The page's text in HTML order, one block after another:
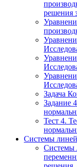
решения
Задача
Задание
Тест 4.
Системы
Системы